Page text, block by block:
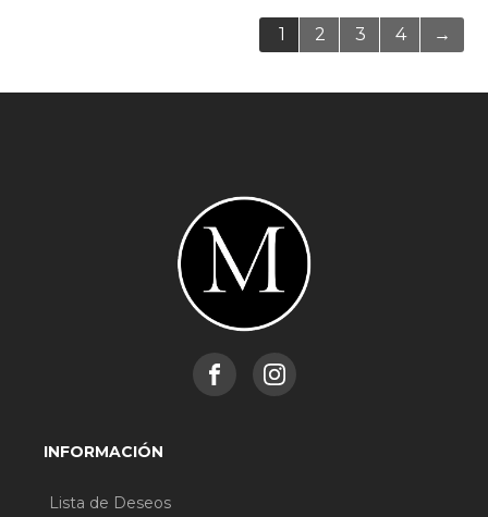
1 2 3 4 →
INFORMACIÓN
Lista de Deseos